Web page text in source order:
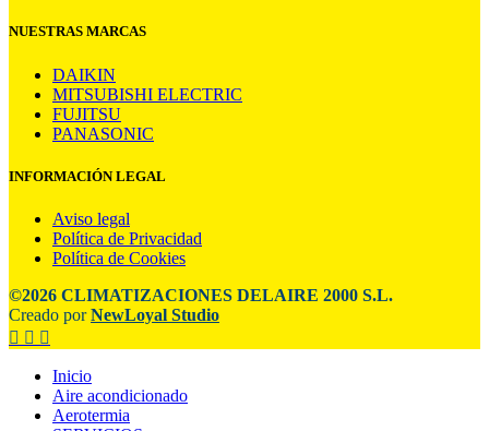
NUESTRAS MARCAS
DAIKIN
MITSUBISHI ELECTRIC
FUJITSU
PANASONIC
INFORMACIÓN LEGAL
Aviso legal
Política de Privacidad
Política de Cookies
©2026 CLIMATIZACIONES DELAIRE 2000 S.L.
Creado porNewLoyal Studio
Inicio
Aire acondicionado
Aerotermia